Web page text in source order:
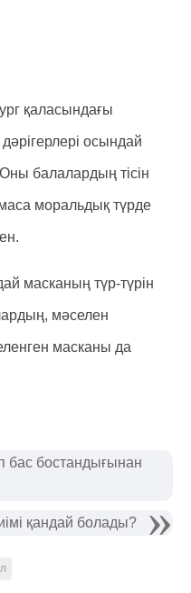
қаласындағы
осындай
балалардың тісін
моральдық түрде
масканың түр-түрін
мәселен
масканы да
бас бостандығынан
қандай болады?